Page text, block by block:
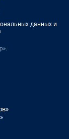
данных и